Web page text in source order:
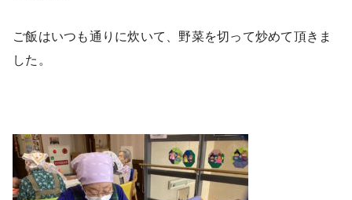
ご飯はいつも通りに炊いて、野菜を切って炒めて頂きま
した。